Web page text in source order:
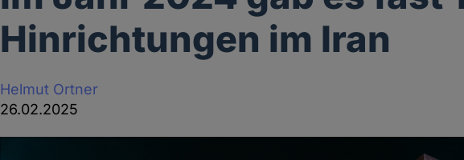
Hinrichtungen im Iran
Helmut Ortner
26.02.2025